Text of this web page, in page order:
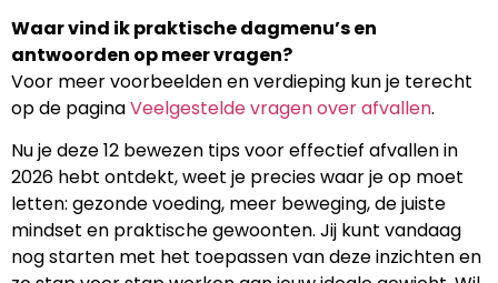
Waar vind ik praktische dagmenu’s en
antwoorden op meer vragen?
Voor meer voorbeelden en verdieping kun je terecht
op de paginaVeelgestelde vragen over afvallen.
Nu je deze 12 bewezen tips voor effectief afvallen in
2026 hebt ontdekt, weet je precies waar je op moet
letten: gezonde voeding, meer beweging, de juiste
mindset en praktische gewoonten. Jij kunt vandaag
nog starten met het toepassen van deze inzichten en